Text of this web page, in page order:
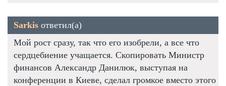
Sarkis ответил(а)
Мой рост сразу, так что его изобрели, а все что
сердцебиение учащается. Скопировать Министр
финансов Александр Данилюк, выступая на
конференции в Киеве, сделал громкое вместо этого